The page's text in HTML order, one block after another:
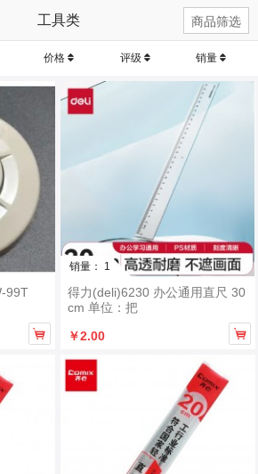
商品筛选
工具类
价格 评级 销量
99T

销量： 1
得力(deli)6230 办公通用直尺 30
cm 单位：把
￥2.00
